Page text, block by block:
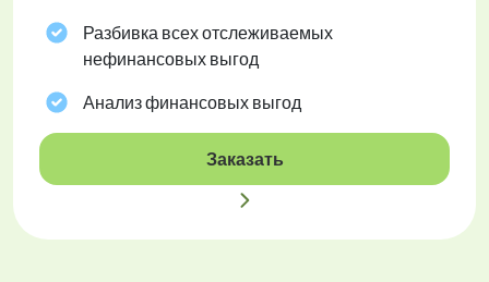
Разбивка всех отслеживаемых
нефинансовых выгод
Анализ финансовых выгод
Заказать